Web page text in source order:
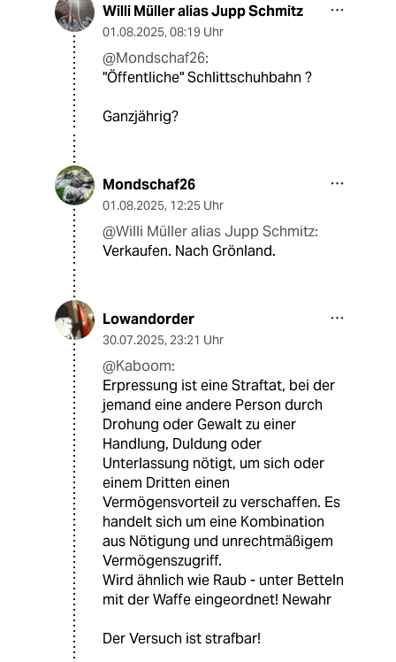
Willi Müller alias Jupp Schmitz
01.08.2025, 08:19 Uhr
@Mondschaf26:
"Öffentliche" Schlittschuhbahn ?
Ganzjährig?
Mondschaf26
01.08.2025, 12:25 Uhr
@Willi Müller alias Jupp Schmitz:
Verkaufen. Nach Grönland.
Lowandorder
30.07.2025, 23:21 Uhr
@Kaboom:
Erpressung ist eine Straftat, bei der
jemand eine andere Person durch
Drohung oder Gewalt zu einer
Handlung, Duldung oder
Unterlassung nötigt, um sich oder
einem Dritten einen
Vermögensvorteil zu verschaffen. Es
handelt sich um eine Kombination
aus Nötigung und unrechtmäßigem
Vermögenszugriff.
Wird ähnlich wie Raub - unter Betteln
mit der Waffe eingeordnet! Newahr
Der Versuch ist strafbar!